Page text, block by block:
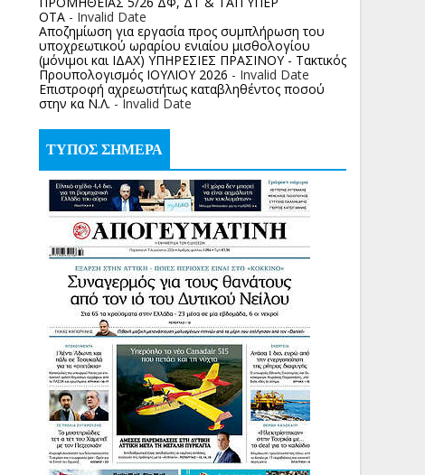
ΟΤΑ - Invalid Date
Αποζημίωση για εργασία προς συμπλήρωση του
υποχρεωτικού ωραρίου ενιαίου μισθολογίου
(μόνιμοι και ΙΔΑΧ) ΥΠΗΡΕΣΙΕΣ ΠΡΑΣΙΝΟΥ - Τακτικός
Προυπολογισμός ΙΟΥΛΙΟΥ 2026 - Invalid Date
Επιστροφή αχρεωστήτως καταβληθέντος ποσoύ
στην κα Ν.Λ. - Invalid Date
ΤΥΠΟΣ ΣΗΜΕΡΑ